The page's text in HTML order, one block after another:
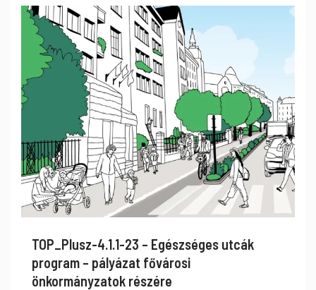
TOP_Plusz-4.1.1-23 – Egészséges utcák
program – pályázat fővárosi
önkormányzatok részére